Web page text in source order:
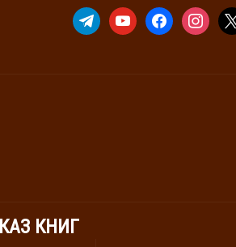
TELEGRAMYOUTUBEFACEBOOK X
КНИГ